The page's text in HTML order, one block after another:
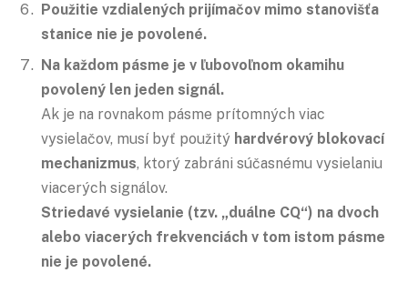
Použitie vzdialených prijímačov mimo stanovišťa
stanice nie je povolené.
Na každom pásme je v ľubovoľnom okamihu
povolený len jeden signál.
Ak je na rovnakom pásme prítomných viac
vysielačov, musí byť použitý hardvérový blokovací
mechanizmus, ktorý zabráni súčasnému vysielaniu
viacerých signálov.
Striedavé vysielanie (tzv. „duálne CQ“) na dvoch
alebo viacerých frekvenciách v tom istom pásme
nie je povolené.